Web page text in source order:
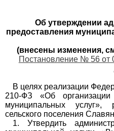
Об утверждении
предоставления
(внесены изменения,
Постановление № 56 от
В целях реализации
210-ФЗ «Об организации
муниципальных услуг»,
сельского поселения
1. Утвердить